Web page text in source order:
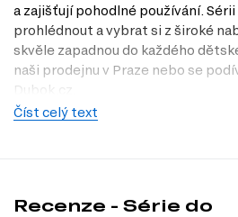
a zajišťují pohodlné používání.
prohlédnout a vybrat si z široké
skvěle zapadnou do každého
naši prodejnu v Praze nebo se
Dubok.cz.
Charakteristiky, vlastnosti
Kvalitní materiály.Nábytek je vyroben
Číst celý text
Recenze - Série do